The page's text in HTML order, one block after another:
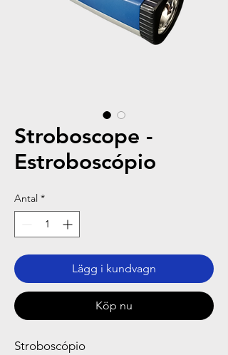
Stroboscope -
Estroboscópio
Antal *
Lägg i kundvagn
Köp nu
Stroboscópio